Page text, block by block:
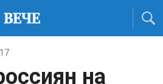
на